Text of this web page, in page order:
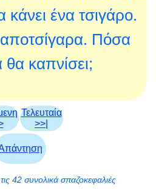
κάνει ένα τσιγάρο.
Πόσα
θα καπνίσει;
Τελευταία
>>|
42 συνολικά σπαζοκεφαλιές